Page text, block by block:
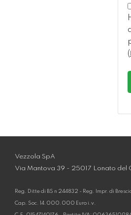
(
Vezzola SpA
Via Mantova 39 - 25017 Lonato del
Reg. Ditte di BS n 244832 - Reg. Impr. di
Cap. Soc. 14.000.000 Euro i.v.